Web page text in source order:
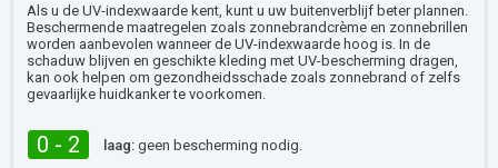
Als u de UV-indexwaarde kent, kunt u uw buitenverblijf beter plannen.
Beschermende maatregelen zoals zonnebrandcrème en zonnebrillen
worden aanbevolen wanneer de UV-indexwaarde hoog is. In de
schaduw blijven en geschikte kleding met UV-bescherming dragen,
kan ook helpen om gezondheidsschade zoals zonnebrand of zelfs
gevaarlijke huidkanker te voorkomen.
0 - 2 laag: geen bescherming nodig.